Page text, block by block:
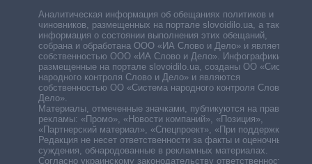
Аналитическая информация об обещаниях политиков и
чиновников, размещенных на портале slovoidilo.ua, а также
информация о состоянии выполнения этих обещаний,
собрана и обработана ООО «ИА Слово и Дело» и является
собственностью ООО «ИА Слово и Дело». Инфографики,
размещенные на портале slovoidilo.ua, созданы ОО «Система
народного контроля Слово и Дело» и являются
собственностью ОО «Система народного контроля Слово и
Дело».
Материалы, отмеченные значками, публикуются на правах
рекламы: «Промо», «Новости компаний», «Позиция»,
«Партнерский материал», «Спецпроект», «При поддержке».
Редакция не несет ответственности за факты и оценочные
суждения, обнародованные в рекламных материалах.
Согласно украинскому законодательству ответственность за